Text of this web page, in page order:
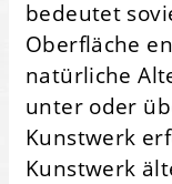
bedeutet
Oberfläche
natürliche
unter oder
Kunstwerk
Kunstwerk